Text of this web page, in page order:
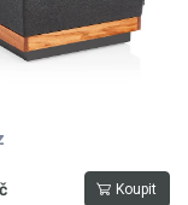
Koupit